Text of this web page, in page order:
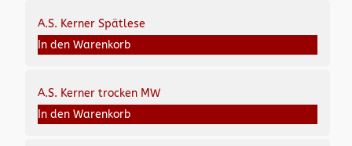
A.S. Kerner Spätlese
In den Warenkorb
A.S. Kerner trocken MW
In den Warenkorb